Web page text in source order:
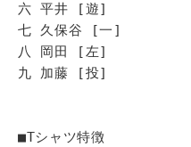
六 平井 [遊]
七 久保谷 [一]
八 岡田 [左]
九 加藤 [投]
■Tシャツ特徴